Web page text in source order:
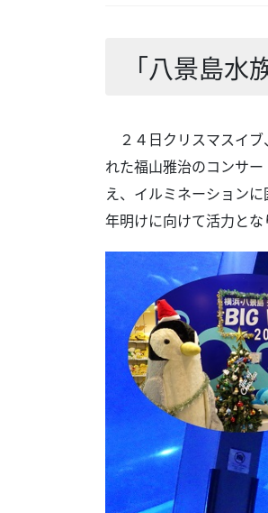
「八景島水
２４日クリスマスイブ
れた福山雅治のコンサ
え、イルミネーション
年明けに向けて活力とな